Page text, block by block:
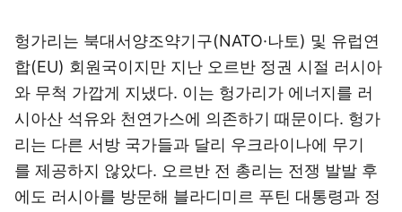
헝가리는 북대서양조약기구(NATO·나토) 및 유럽연
합(EU) 회원국이지만 지난 오르반 정권 시절 러시아
와 무척 가깝게 지냈다. 이는 헝가리가 에너지를 러
시아산 석유와 천연가스에 의존하기 때문이다. 헝가
리는 다른 서방 국가들과 달리 우크라이나에 무기
를 제공하지 않았다. 오르반 전 총리는 전쟁 발발 후
에도 러시아를 방문해 블라디미르 푸틴 대통령과 정